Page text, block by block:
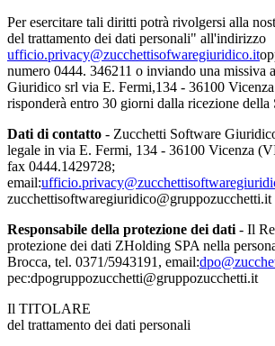
Per esercitare tali diritti potrà rivolgersi alla
del trattamento dei dati personali" all'indirizzo
ufficio.privacy@zucchettisofwaregiuridico.it
numero 0444. 346211 o inviando una missiva
Giuridico srl via E. Fermi,134 - 36100
risponderà entro 30 giorni dalla ricezione della
Dati di contatto - Zucchetti Software
legale in via E. Fermi, 134 - 36100 Vicenza
fax 0444.1429728;
email:
zucchettisoftwaregiuridico@gruppozucchetti.it
Responsabile della protezione dei dati - Il
protezione dei dati ZHolding SPA nella
Brocca, tel. 0371/5943191, email:
pec:dpogruppozucchetti@gruppozucchetti.it
Il TITOLARE
del trattamento dei dati personali